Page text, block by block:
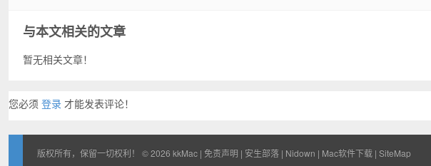
与本文相关的文章
暂无相关文章！
您必须 登录 才能发表评论！
版权所有，保留一切权利！ © 2026 kkMac | 免责声明 | 安生部落 | Nidown | Mac软件下载 | SiteMap